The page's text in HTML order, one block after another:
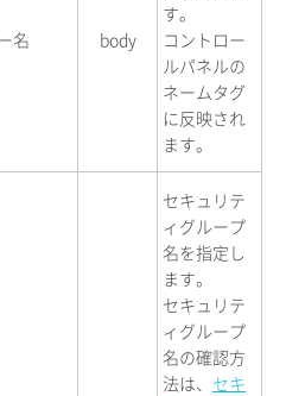
名 body
す。
コントロー
ルパネルの
ネームタグ
に反映され
ます。
セキュリテ
ィグループ
名を指定し
ます。
セキュリテ
ィグループ
名の確認方
法は、 セキ